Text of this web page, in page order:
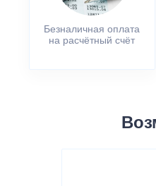
Безналичная оплата
на расчётный счёт